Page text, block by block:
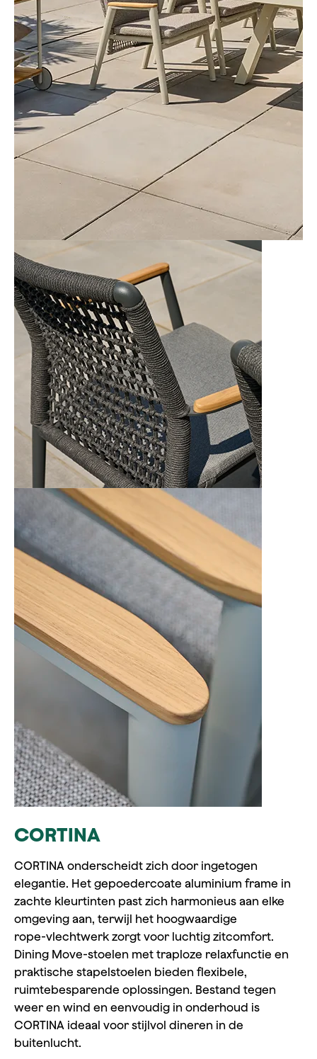
CORTINA
CORTINA onderscheidt zich door ingetogen
elegantie. Het gepoedercoate aluminium frame in
zachte kleurtinten past zich harmonieus aan elke
omgeving aan, terwijl het hoogwaardige
rope‑vlechtwerk zorgt voor luchtig zitcomfort.
Dining Move‑stoelen met traploze relaxfunctie en
praktische stapelstoelen bieden flexibele,
ruimtebesparende oplossingen. Bestand tegen
weer en wind en eenvoudig in onderhoud is
CORTINA ideaal voor stijlvol dineren in de
buitenlucht.